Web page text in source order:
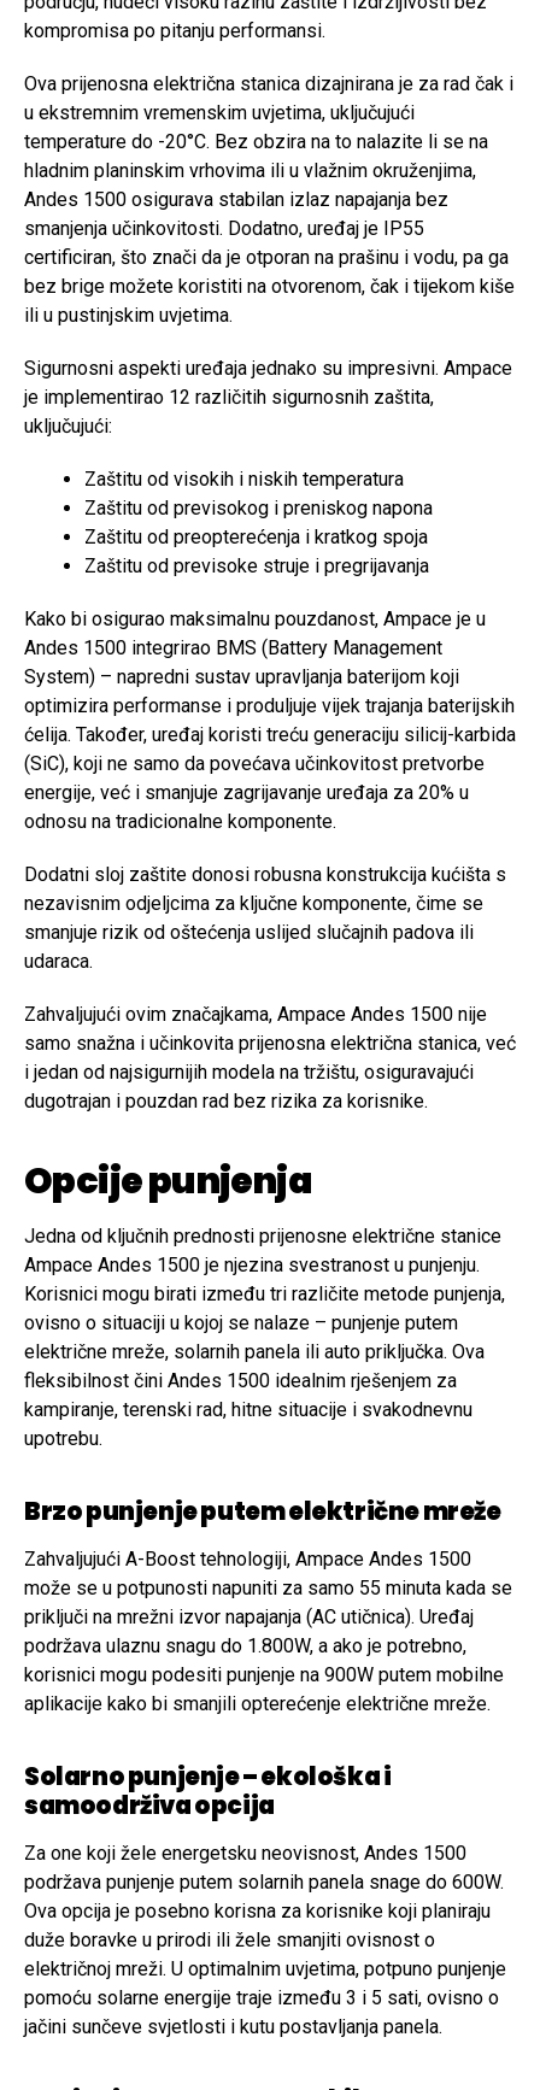
kompromisa po pitanju performansi.
Ova prijenosna električna stanica dizajnirana je za rad čak i
u ekstremnim vremenskim uvjetima, uključujući
temperature do -20°C. Bez obzira na to nalazite li se na
hladnim planinskim vrhovima ili u vlažnim okruženjima,
Andes 1500 osigurava stabilan izlaz napajanja bez
smanjenja učinkovitosti. Dodatno, uređaj je IP55
certificiran, što znači da je otporan na prašinu i vodu, pa ga
bez brige možete koristiti na otvorenom, čak i tijekom kiše
ili u pustinjskim uvjetima.
Sigurnosni aspekti uređaja jednako su impresivni. Ampace
je implementirao 12 različitih sigurnosnih zaštita,
uključujući:
Zaštitu od visokih i niskih temperatura
Zaštitu od previsokog i preniskog napona
Zaštitu od preopterećenja i kratkog spoja
Zaštitu od previsoke struje i pregrijavanja
Kako bi osigurao maksimalnu pouzdanost, Ampace je u
Andes 1500 integrirao BMS (Battery Management
System) – napredni sustav upravljanja baterijom koji
optimizira performanse i produljuje vijek trajanja baterijskih
ćelija. Također, uređaj koristi treću generaciju silicij-karbida
(SiC), koji ne samo da povećava učinkovitost pretvorbe
energije, već i smanjuje zagrijavanje uređaja za 20% u
odnosu na tradicionalne komponente.
Dodatni sloj zaštite donosi robusna konstrukcija kućišta s
nezavisnim odjeljcima za ključne komponente, čime se
smanjuje rizik od oštećenja uslijed slučajnih padova ili
udaraca.
Zahvaljujući ovim značajkama, Ampace Andes 1500 nije
samo snažna i učinkovita prijenosna električna stanica, već
i jedan od najsigurnijih modela na tržištu, osiguravajući
dugotrajan i pouzdan rad bez rizika za korisnike.
Opcije punjenja
Jedna od ključnih prednosti prijenosne električne stanice
Ampace Andes 1500 je njezina svestranost u punjenju.
Korisnici mogu birati između tri različite metode punjenja,
ovisno o situaciji u kojoj se nalaze – punjenje putem
električne mreže, solarnih panela ili auto priključka. Ova
fleksibilnost čini Andes 1500 idealnim rješenjem za
kampiranje, terenski rad, hitne situacije i svakodnevnu
upotrebu.
Brzo punjenje putem električne mreže
Zahvaljujući A-Boost tehnologiji, Ampace Andes 1500
može se u potpunosti napuniti za samo 55 minuta kada se
priključi na mrežni izvor napajanja (AC utičnica). Uređaj
podržava ulaznu snagu do 1.800W, a ako je potrebno,
korisnici mogu podesiti punjenje na 900W putem mobilne
aplikacije kako bi smanjili opterećenje električne mreže.
Solarno punjenje – ekološka i
samoodrživa opcija
Za one koji žele energetsku neovisnost, Andes 1500
podržava punjenje putem solarnih panela snage do 600W.
Ova opcija je posebno korisna za korisnike koji planiraju
duže boravke u prirodi ili žele smanjiti ovisnost o
električnoj mreži. U optimalnim uvjetima, potpuno punjenje
pomoću solarne energije traje između 3 i 5 sati, ovisno o
jačini sunčeve svjetlosti i kutu postavljanja panela.